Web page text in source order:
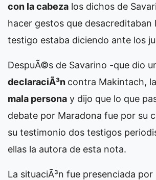
con la cabeza los dichos de
hacer gestos que desacreditaban
testigo estaba diciendo ante los
DespuÃ©s de Savarino -que dio
declaraciÃ³n contra Makintach,
mala persona y dijo que lo que
debate por Maradona fue por su
su testimonio dos testigos
ellas la autora de esta nota.
La situaciÃ³n fue presenciada por